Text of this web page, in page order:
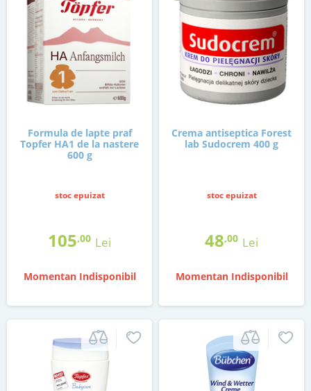
Formula de lapte praf
Topfer HA1 de la nastere
600 g
stoc epuizat
105,00 Lei
Momentan Indisponibil
Crema antiseptica Forest
lab Sudocrem 400 g
stoc epuizat
48,00 Lei
Momentan Indisponibil